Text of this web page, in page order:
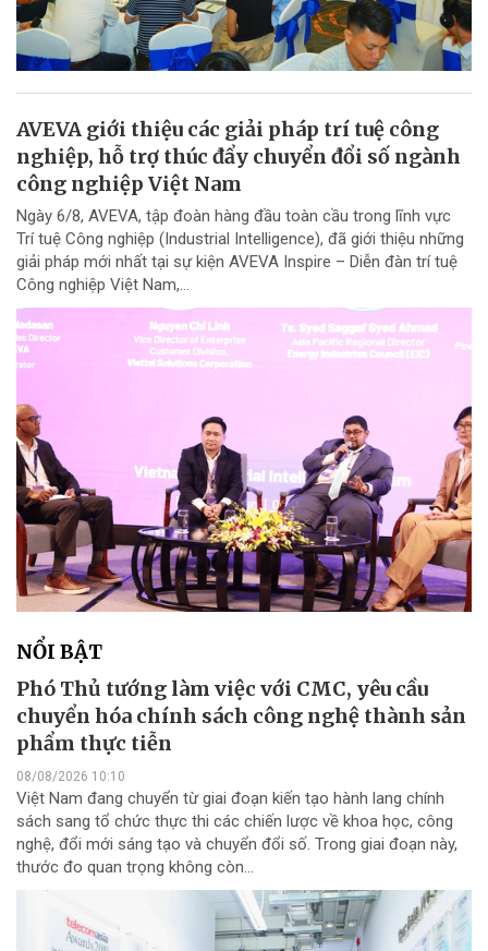
AVEVA giới thiệu các giải pháp trí tuệ công
nghiệp, hỗ trợ thúc đẩy chuyển đổi số ngành
công nghiệp Việt Nam
Ngày 6/8, AVEVA, tập đoàn hàng đầu toàn cầu trong lĩnh vực
Trí tuệ Công nghiệp (Industrial Intelligence), đã giới thiệu những
giải pháp mới nhất tại sự kiện AVEVA Inspire – Diễn đàn trí tuệ
Công nghiệp Việt Nam,...
NỔI BẬT
Phó Thủ tướng làm việc với CMC, yêu cầu
chuyển hóa chính sách công nghệ thành sản
phẩm thực tiễn
08/08/2026 10:10
Việt Nam đang chuyển từ giai đoạn kiến tạo hành lang chính
sách sang tổ chức thực thi các chiến lược về khoa học, công
nghệ, đổi mới sáng tạo và chuyển đổi số. Trong giai đoạn này,
thước đo quan trọng không còn...